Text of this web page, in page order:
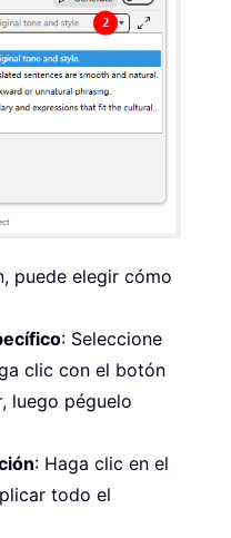
puede elegir cómo
: Seleccione
clic con el botón
, luego péguelo
: Haga clic en el
todo el